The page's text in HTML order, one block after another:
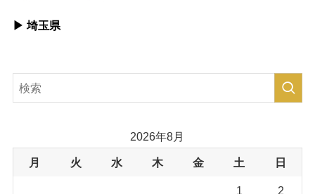
▶︎ 埼玉県
2026年8月
月 火 水 木 金 土 日
1 2